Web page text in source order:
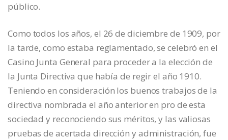
público.
Como todos los años, el 26 de diciembre de 1909, por
la tarde, como estaba reglamentado, se celebró en el
Casino Junta General para proceder a la elección de
la Junta Directiva que había de regir el año 1910.
Teniendo en consideración los buenos trabajos de la
directiva nombrada el año anterior en pro de esta
sociedad y reconociendo sus méritos, y las valiosas
pruebas de acertada dirección y administración, fue